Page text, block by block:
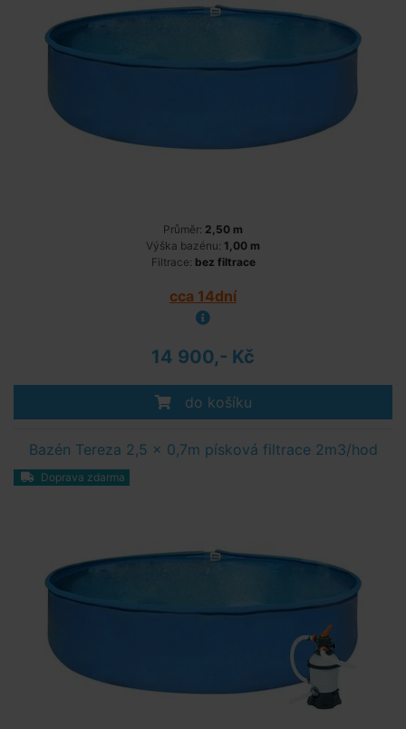
Průměr: 2,50 m
Výška bazénu: 1,00 m
Filtrace: bez filtrace
cca 14dní
14 900,- Kč
do košíku
Bazén Tereza 2,5 x 0,7m písková filtrace 2m3/hod
Doprava zdarma